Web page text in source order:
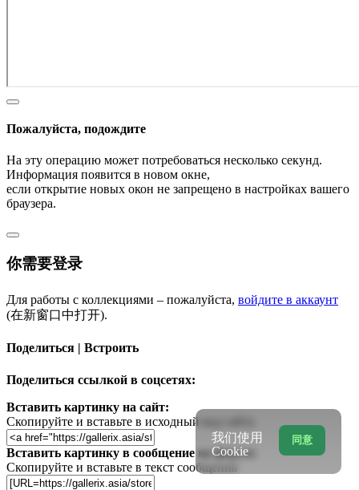
Пожалуйста, подождите
На эту операцию может потребоваться несколько секунд.
Информация появится в новом окне,
если открытие новых окон не запрещено в настройках вашего
браузера.
你需要登录
Для работы с коллекциями – пожалуйста, войдите в аккаунт
(在新窗口中打开).
Поделиться | Встроить
Поделиться ссылкой в соцсетях:
Вставить картинку на сайт:
Скопируйте и вставьте в исходный код сайта
Вставить картинку в сообщение на форум:
Скопируйте и вставьте в текст сообщения
同意
我们使用
Cookie